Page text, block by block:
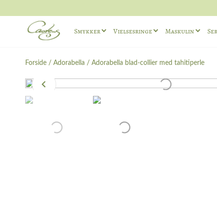
Smykker
Ringe
Halskæder
Vielsesringe
Vielsesringe sæt
Maskuline Vielsesringe
Maskulin
Maskuline
Maskuline
Forside / Adorabella / Adorabella blad-collier med tahitiperle